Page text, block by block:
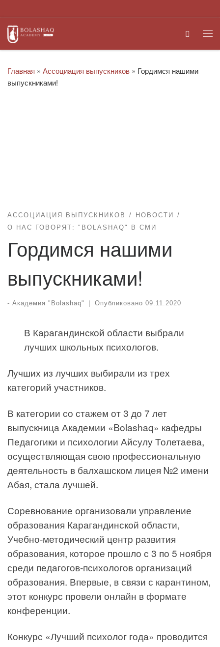
Search
Главная » Ассоциация выпускников » Гордимся нашими
выпускниками!
АССОЦИАЦИЯ ВЫПУСКНИКОВ
НОВОСТИ
О НАС ГОВОРЯТ: "BOLASHAQ" В СМИ
Гордимся нашими
выпускниками!
- Академия "Bolashaq" Опубликовано 09.11.2020
В Карагандинской области выбрали
лучших школьных психологов.
Лучших из лучших выбирали из трех
категорий участников.
В категории со стажем от 3 до 7 лет
выпускница Академии «Bolashaq» кафедры
Педагогики и психологии Айсулу Толетаева,
осуществляющая свою профессиональную
деятельность в балхашском лицея №2 имени
Абая, стала лучшей.
Соревнование организовали управление
образования Карагандинской области,
Учебно-методический центр развития
образования, которое прошло с 3 по 5 ноября
среди педагогов-психологов организаций
образования. Впервые, в связи с карантином,
этот конкурс провели онлайн в формате
конференции.
Конкурс «Лучший психолог года» проводится